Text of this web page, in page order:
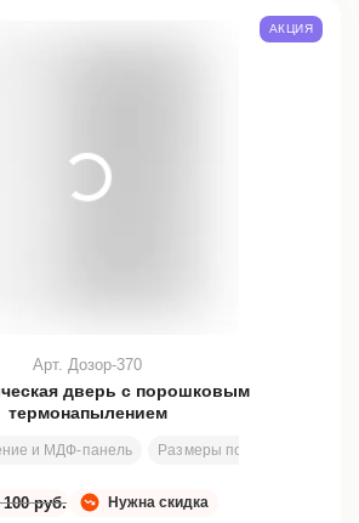
дверь с порошковым
термонапылением
и МДФ-панель Размеры под заказ
Арт. Дозор-370
Нужна скидка
100 руб.
АКЦИЯ